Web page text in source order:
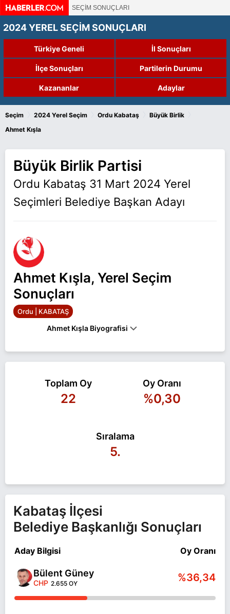
SEÇİM SONUÇLARI
2024 YEREL SEÇİM SONUÇLARI
Türkiye Geneli İl Sonuçları
İlçe Sonuçları Partilerin Durumu
Kazananlar Adaylar
Seçim 2024 Yerel Seçim Ordu Kabataş Büyük Birlik
Ahmet Kışla
Büyük Birlik Partisi
Ordu Kabataş 31 Mart 2024 Yerel
Seçimleri Belediye Başkan Adayı
Ahmet Kışla, Yerel Seçim
Sonuçları
Ordu | KABATAŞ
Ahmet Kışla Biyografisi
olarak Büyük Birlik ile 31 Mart 2024 yerel
seçimlerinde yarışıyor. Ahmet Kışla ile ilgili daha
fazla bilgi için
Ahmet Kışla Haberlerisayfamızı
Toplam Oy
22
Oy Oranı
%0,30
Sıralama
5.
Kabataş İlçesi
Belediye Başkanlığı Sonuçları
Aday Bilgisi Oy Oranı
Bülent Güney
CHP 2.655 OY %36,34